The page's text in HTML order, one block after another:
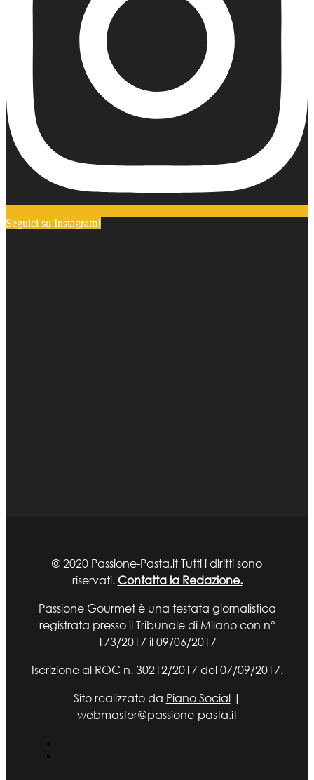
Seguici su Instagram!
© 2020 Passione-Pasta.it Tutti i diritti sono
riservati. Contatta la Redazione.
Passione Gourmet è una testata giornalistica
registrata presso il Tribunale di Milano con n°
173/2017 il 09/06/2017
Iscrizione al ROC n. 30212/2017 del 07/09/2017.
Sito realizzato da Piano Social|
webmaster@passione-pasta.it